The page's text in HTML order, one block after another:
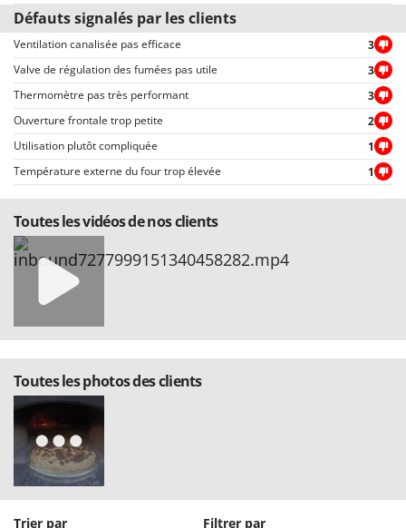
Défauts signalés par les clients
Ventilation canalisée pas efficace
3
Valve de régulation des fumées pas utile
3
Thermomètre pas très performant
3
Ouverture frontale trop petite
2
Utilisation plutôt compliquée
1
Température externe du four trop élevée
1
Toutes les vidéos de nos clients
Toutes les photos des clients
Trier par Filtrer par